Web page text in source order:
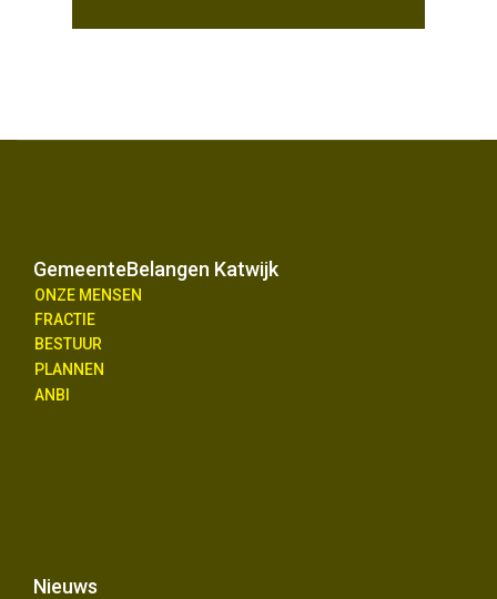
GemeenteBelangen Katwijk
ONZE MENSEN
FRACTIE
BESTUUR
PLANNEN
ANBI
Nieuws